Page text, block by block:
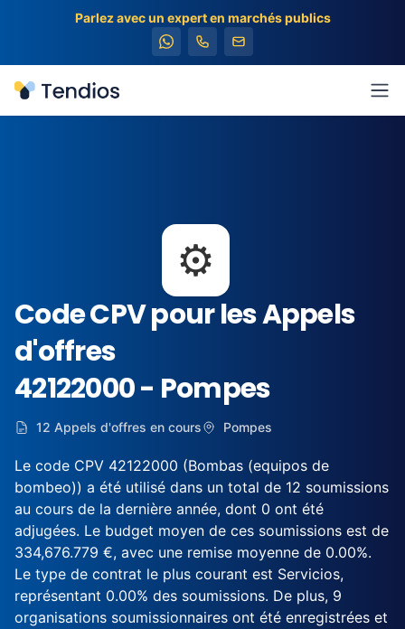
Parlez avec un expert en marchés publics
Tendios
⚙️
Code CPV pour les Appels
d'offres
42122000 - Pompes
12 Appels d'offres en cours Pompes
Le code CPV 42122000 (Bombas (equipos de
bombeo)) a été utilisé dans un total de 12 soumissions
au cours de la dernière année, dont 0 ont été
adjugées. Le budget moyen de ces soumissions est de
334,676.779 €, avec une remise moyenne de 0.00%.
Le type de contrat le plus courant est Servicios,
représentant 0.00% des soumissions. De plus, 9
organisations soumissionnaires ont été enregistrées et